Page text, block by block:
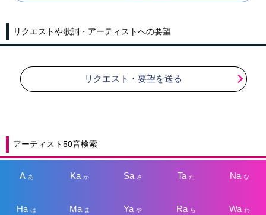
リクエストや歌詞・アーティストへの要望
リクエスト・要望を送る
アーティスト50音検索
A あ Kaか Sa さ Taた Na な
Haは Ma ま Yaや Ra ら Wa わ